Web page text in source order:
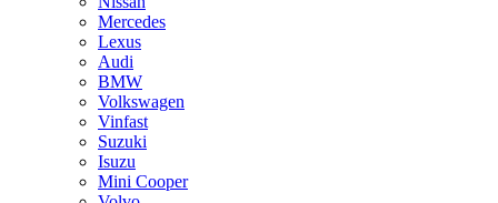
Mercedes
Lexus
Audi
BMW
Volkswagen
Vinfast
Suzuki
Isuzu
Mini Cooper